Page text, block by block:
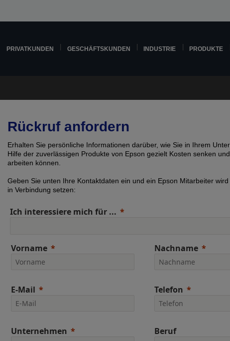
PRIVATKUNDEN GESCHÄFTSKUNDEN INDUSTRIE PRODUKTE
Rückruf anfordern
Erhalten Sie persönliche Informationen darüber, wie Sie in Ihrem
Hilfe der zuverlässigen Produkte von Epson gezielt Kosten senken
arbeiten können.
Geben Sie unten Ihre Kontaktdaten ein und ein Epson Mitarbeiter
in Verbindung setzen:
Ich interessiere mich für ...
Vorname Nachname
E-Mail Telefon
Unternehmen Beruf